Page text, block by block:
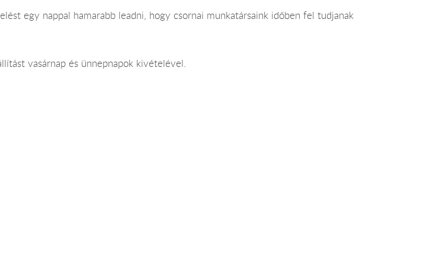
egy nappal hamarabb leadni, hogy csornai munkatársaink időben fel tudjanak
vasárnap és ünnepnapok kivételével.